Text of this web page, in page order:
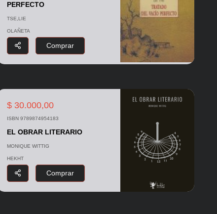
PERFECTO
TSE,LIE
OLAÑETA
Comprar
$ 30.000,00
ISBN 9789874954183
EL OBRAR LITERARIO
MONIQUE WITTIG
HEKHT
Comprar